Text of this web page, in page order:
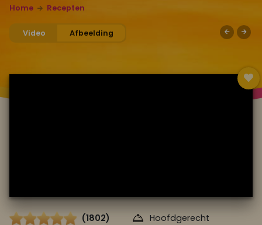
Producten
Ofklik hierom je aan te melden voor Mijn Kookboek.
Home Recepten
Video Afbeelding
(1802)
Hoofdgerecht